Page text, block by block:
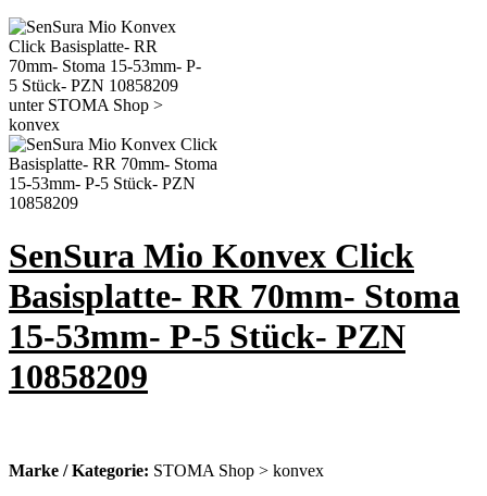
SenSura Mio Konvex Click
Basisplatte- RR 70mm- Stoma
15-53mm- P-5 Stück- PZN
10858209
Marke / Kategorie: STOMA Shop > konvex